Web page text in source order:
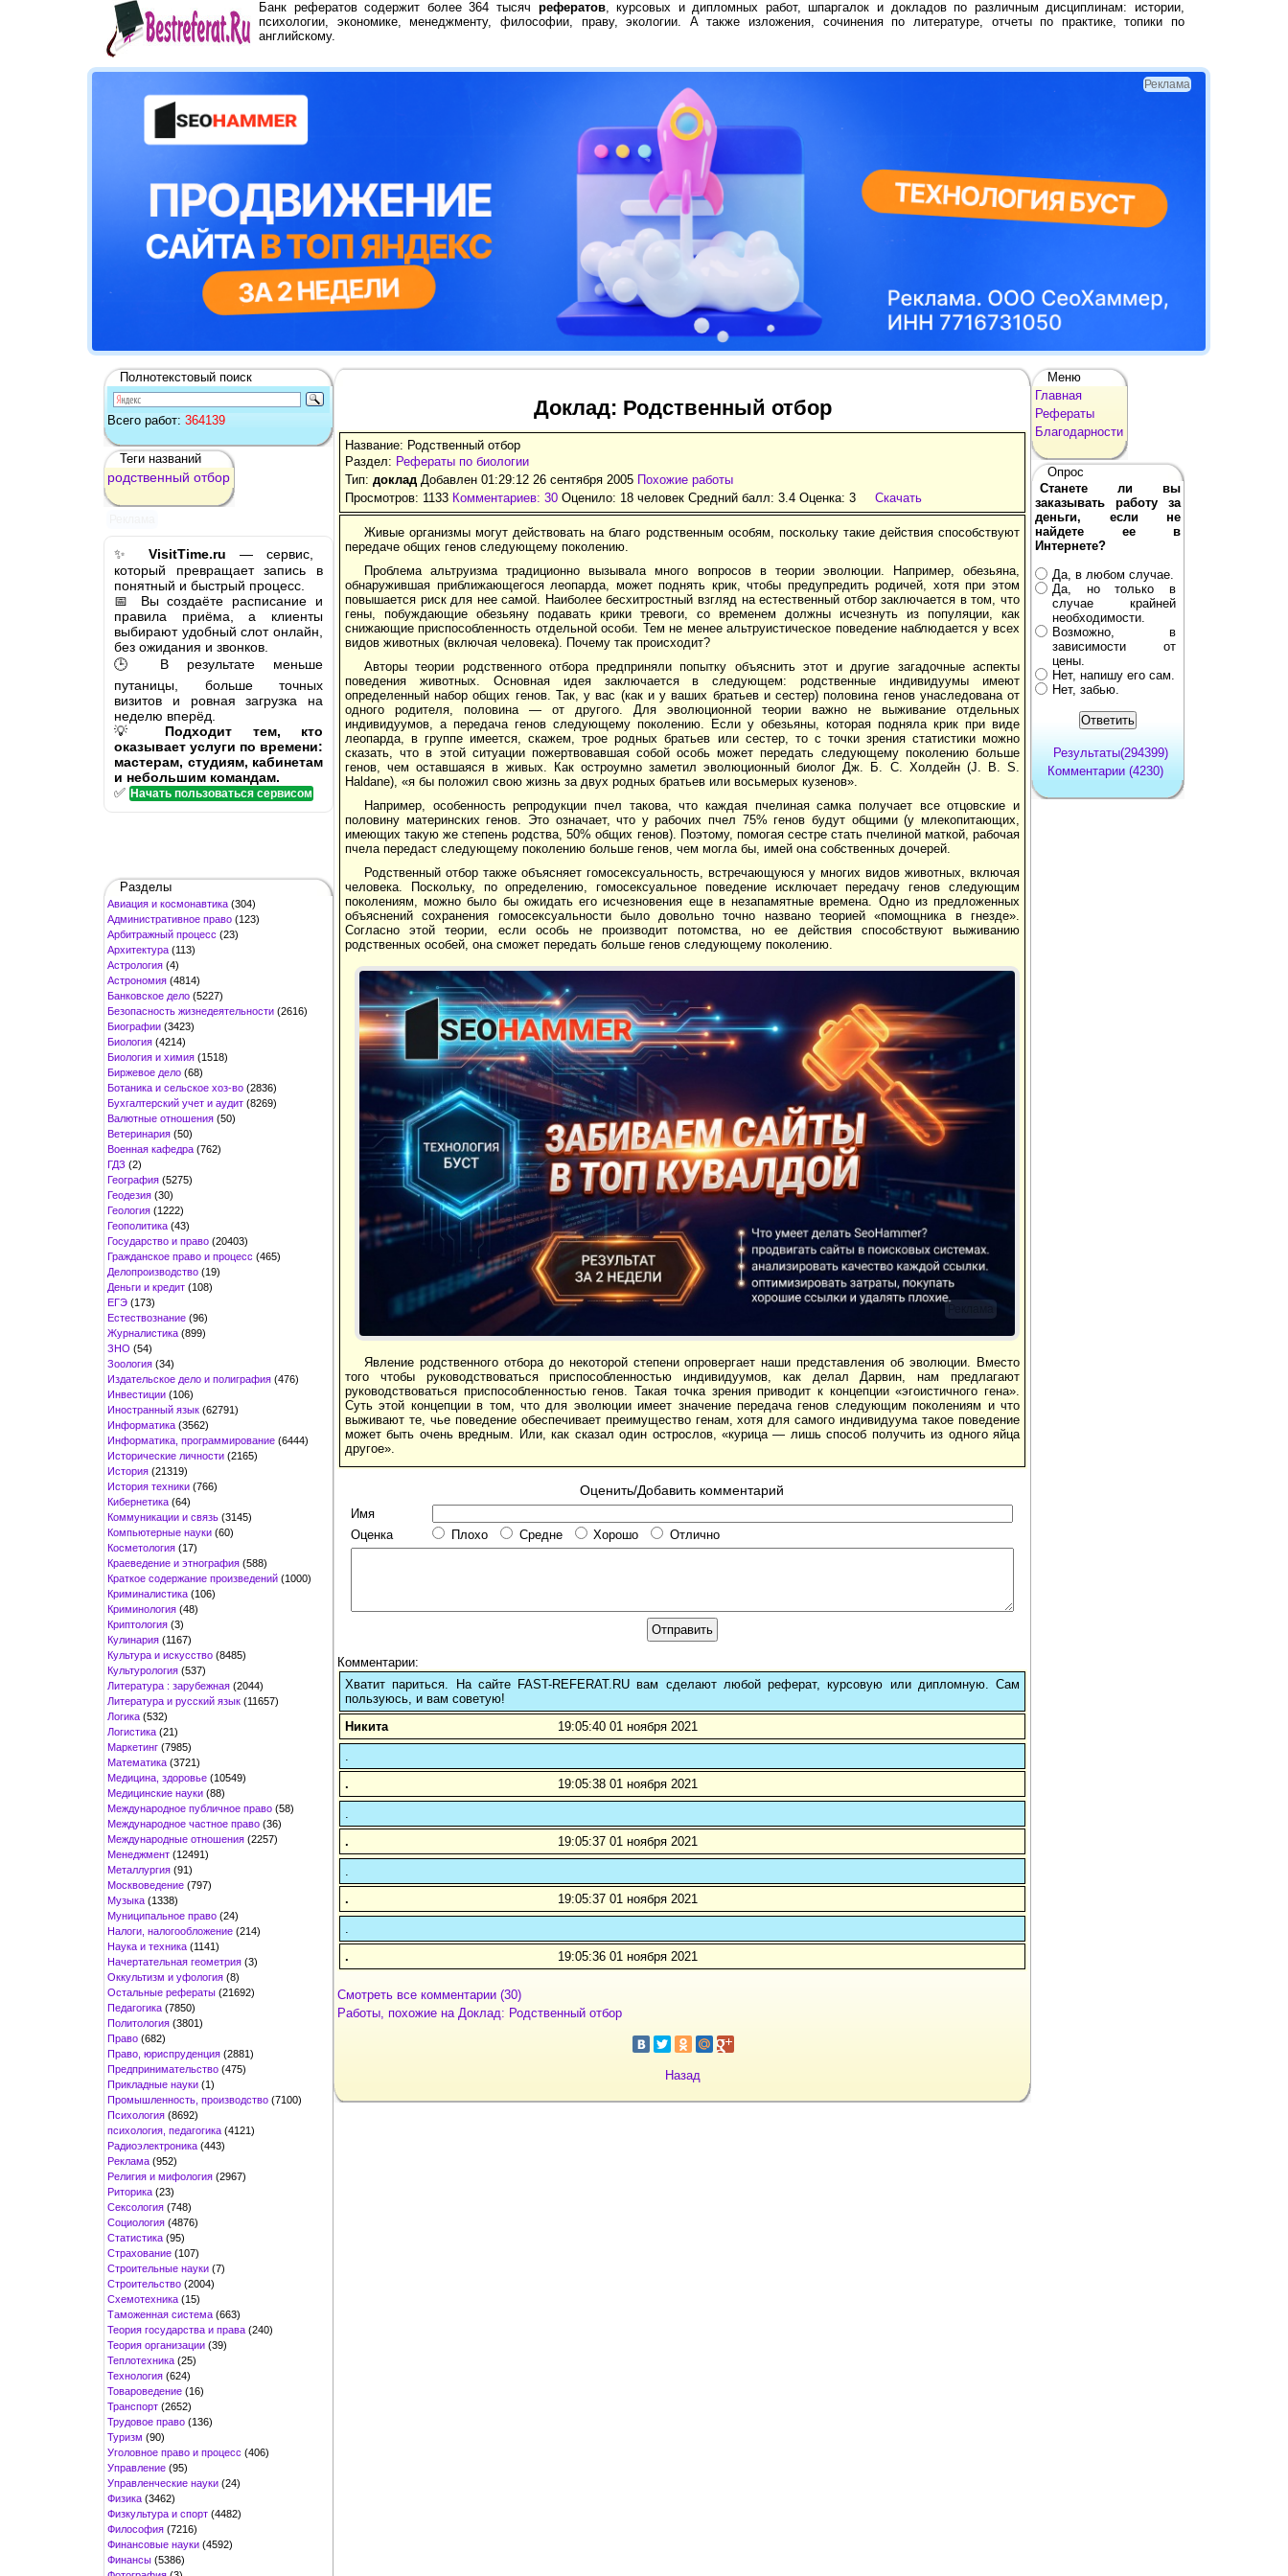
Банк рефератов содержит более 364 тысяч рефератов, курсовых и дипломных работ, шпаргалок и докладов по различным дисциплинам: истории,
психологии, экономике, менеджменту, философии, праву, экологии. А также изложения, сочинения по литературе, отчеты по практике, топики по
английскому.
Реклама
Полнотекстовый поиск
Всего работ: 364139
Теги названий
родственный отбор
✨ VisitTime.ru — сервис,
который превращает запись в
понятный и быстрый процесс.
📅 Вы создаёте расписание и
правила приёма, а клиенты
выбирают удобный слот онлайн,
без ожидания и звонков.
🕒 В результате меньше
путаницы, больше точных
визитов и ровная загрузка на
неделю вперёд.
💡 Подходит тем, кто
оказывает услуги по времени:
мастерам, студиям, кабинетам
и небольшим командам.
✅ Начать пользоваться сервисом
Разделы
Авиация и космонавтика (304)
Административное право (123)
Арбитражный процесс (23)
Архитектура (113)
Астрология (4)
Астрономия (4814)
Банковское дело (5227)
Безопасность жизнедеятельности (2616)
Биографии (3423)
Биология (4214)
Биология и химия (1518)
Биржевое дело (68)
Ботаника и сельское хоз-во (2836)
Бухгалтерский учет и аудит (8269)
Валютные отношения (50)
Ветеринария (50)
Военная кафедра (762)
ГДЗ (2)
География (5275)
Геодезия (30)
Геология (1222)
Геополитика (43)
Государство и право (20403)
Гражданское право и процесс (465)
Делопроизводство (19)
Деньги и кредит (108)
ЕГЭ (173)
Естествознание (96)
Журналистика (899)
ЗНО (54)
Зоология (34)
Издательское дело и полиграфия (476)
Инвестиции (106)
Иностранный язык (62791)
Информатика (3562)
Информатика, программирование (6444)
Исторические личности (2165)
История (21319)
История техники (766)
Кибернетика (64)
Коммуникации и связь (3145)
Компьютерные науки (60)
Косметология (17)
Краеведение и этнография (588)
Краткое содержание произведений (1000)
Криминалистика (106)
Криминология (48)
Криптология (3)
Кулинария (1167)
Культура и искусство (8485)
Культурология (537)
Литература : зарубежная (2044)
Литература и русский язык (11657)
Логика (532)
Логистика (21)
Маркетинг (7985)
Математика (3721)
Медицина, здоровье (10549)
Медицинские науки (88)
Международное публичное право (58)
Международное частное право (36)
Международные отношения (2257)
Менеджмент (12491)
Металлургия (91)
Москвоведение (797)
Музыка (1338)
Муниципальное право (24)
Налоги, налогообложение (214)
Наука и техника (1141)
Начертательная геометрия (3)
Оккультизм и уфология (8)
Остальные рефераты (21692)
Педагогика (7850)
Политология (3801)
Право (682)
Право, юриспруденция (2881)
Предпринимательство (475)
Прикладные науки (1)
Промышленность, производство (7100)
Психология (8692)
психология, педагогика (4121)
Радиоэлектроника (443)
Реклама (952)
Религия и мифология (2967)
Риторика (23)
Сексология (748)
Социология (4876)
Статистика (95)
Страхование (107)
Строительные науки (7)
Строительство (2004)
Схемотехника (15)
Таможенная система (663)
Теория государства и права (240)
Теория организации (39)
Теплотехника (25)
Технология (624)
Товароведение (16)
Транспорт (2652)
Трудовое право (136)
Туризм (90)
Уголовное право и процесс (406)
Управление (95)
Управленческие науки (24)
Физика (3462)
Физкультура и спорт (4482)
Философия (7216)
Финансовые науки (4592)
Финансы (5386)
Доклад: Родственный отбор
Название: Родственный отбор
Раздел: Рефераты по биологии
Тип: доклад Добавлен 01:29:12 26 сентября 2005 Похожие работы
Просмотров: 1133 Комментариев: 30 Оценило: 18 человек Средний балл: 3.4 Оценка: 3 Скачать
Живые организмы могут действовать на благо родственным особям, поскольку такие действия способствуют
передаче общих генов следующему поколению.
Проблема альтруизма традиционно вызывала много вопросов в теории эволюции. Например, обезьяна,
обнаружившая приближающегося леопарда, может поднять крик, чтобы предупредить родичей, хотя при этом
повышается риск для нее самой. Наиболее бесхитростный взгляд на естественный отбор заключается в том, что
гены, побуждающие обезьяну подавать крики тревоги, со временем должны исчезнуть из популяции, как
снижающие приспособленность отдельной особи. Тем не менее альтруистическое поведение наблюдается у всех
видов животных (включая человека). Почему так происходит?
Авторы теории родственного отбора предприняли попытку объяснить этот и другие загадочные аспекты
поведения животных. Основная идея заключается в следующем: родственные индивидуумы имеют
определенный набор общих генов. Так, у вас (как и у ваших братьев и сестер) половина генов унаследована от
одного родителя, половина — от другого. Для эволюционной теории важно не выживание отдельных
индивидуумов, а передача генов следующему поколению. Если у обезьяны, которая подняла крик при виде
леопарда, в группе имеется, скажем, трое родных братьев или сестер, то с точки зрения статистики можно
сказать, что в этой ситуации пожертвовавшая собой особь может передать следующему поколению больше
генов, чем оставшаяся в живых. Как остроумно заметил эволюционный биолог Дж. Б. С. Холдейн (J. B. S.
Haldane), «я бы положил свою жизнь за двух родных братьев или восьмерых кузенов».
Например, особенность репродукции пчел такова, что каждая пчелиная самка получает все отцовские и
половину материнских генов. Это означает, что у рабочих пчел 75% генов будут общими (у млекопитающих,
имеющих такую же степень родства, 50% общих генов). Поэтому, помогая сестре стать пчелиной маткой, рабочая
пчела передаст следующему поколению больше генов, чем могла бы, имей она собственных дочерей.
Родственный отбор также объясняет гомосексуальность, встречающуюся у многих видов животных, включая
человека. Поскольку, по определению, гомосексуальное поведение исключает передачу генов следующим
поколениям, можно было бы ожидать его исчезновения еще в незапамятные времена. Одно из предложенных
объяснений сохранения гомосексуальности было довольно точно названо теорией «помощника в гнезде».
Согласно этой теории, если особь не производит потомства, но ее действия способствуют выживанию
родственных особей, она сможет передать больше генов следующему поколению.
Явление родственного отбора до некоторой степени опровергает наши представления об эволюции. Вместо
того чтобы руководствоваться приспособленностью индивидуумов, как делал Дарвин, нам предлагают
руководствоваться приспособленностью генов. Такая точка зрения приводит к концепции «эгоистичного гена».
Суть этой концепции в том, что для эволюции имеет значение передача генов следующим поколениям и что
выживают те, чье поведение обеспечивает преимущество генам, хотя для самого индивидуума такое поведение
может быть очень вредным. Или, как сказал один острослов, «курица — лишь способ получить из одного яйца
другое».
Оценить/Добавить комментарий
Имя
Оценка
Плохо Средне Хорошо Отлично
Комментарии:
Хватит париться. На сайте FAST-REFERAT.RU вам сделают любой реферат, курсовую или дипломную. Сам
пользуюсь, и вам советую!
Никита
19:05:40 01 ноября 2021
.
.
19:05:38 01 ноября 2021
.
.
19:05:37 01 ноября 2021
.
.
19:05:37 01 ноября 2021
.
.
19:05:36 01 ноября 2021
Смотреть все комментарии (30)
Работы, похожие на Доклад: Родственный отбор
Назад
Меню
Главная
Рефераты
Благодарности
Опрос
Станете ли вы
заказывать работу за
деньги, если не
найдете ее в
Интернете?
Да, в любом случае.
Да, но только в
случае крайней
необходимости.
Возможно, в
зависимости от
цены.
Нет, напишу его сам.
Нет, забью.
Результаты(294399)
Комментарии (4230)